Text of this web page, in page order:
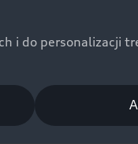
i do personalizacji